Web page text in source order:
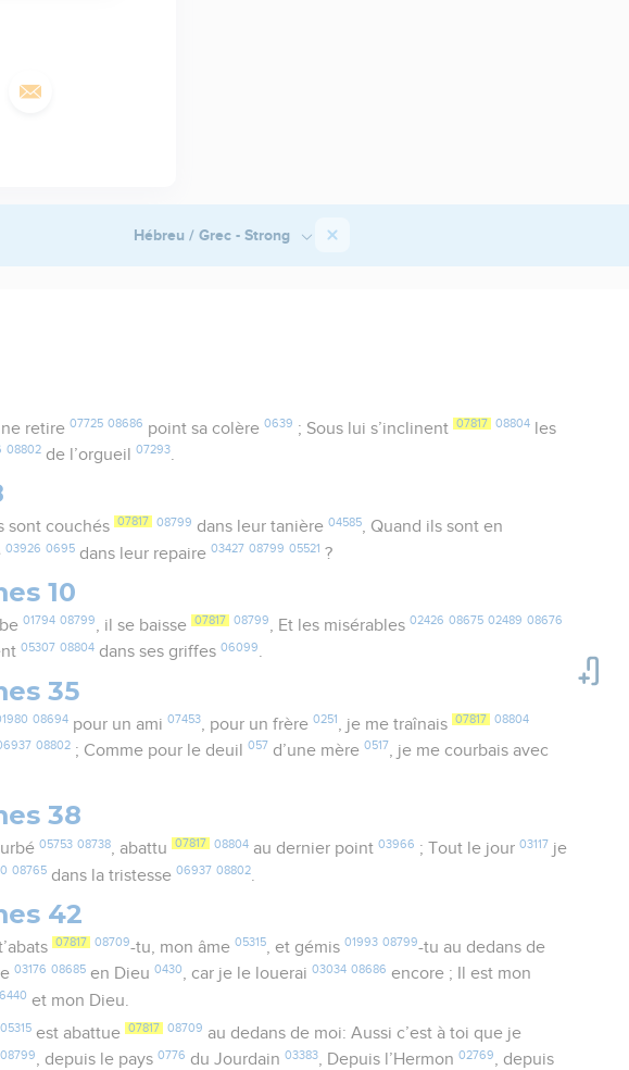
Hébreu / Grec - Strong
retire 07725 08686 point sa colère 0639 ; Sous lui s’inclinent 07817 08804les
08802 de l’orgueil07293.
sont couchés 07817 08799 dans leur tanière 04585, Quand ils sont en
03926 0695 dans leur repaire03427 08799 05521 ?
10
01794 08799, il se baisse 07817 08799, Et les misérables 02426 08675 02489 08676
05307 08804 dans ses griffes06099.
35
08694pour un ami 07453, pour un frère 0251 , je me traînais 07817 08804
08802 ; Comme pour le deuil057 d’une mère0517, je me courbais avec
38
05753 08738, abattu 07817 08804au dernier point 03966 ; Tout le jour 03117 je
08765 dans la tristesse06937 08802
42
07817 08709-tu, mon âme 05315, et gémis 01993 08799-tu au dedans de
03176 08685 en Dieu0430, car je le louerai03034 08686 encore ; Il est mon
et mon Dieu.
05315est abattue 07817 08709 au dedans de moi: Aussi c’est à toi que je
08799, depuis le pays0776 du Jourdain03383, Depuis l’Hermon02769, depuis